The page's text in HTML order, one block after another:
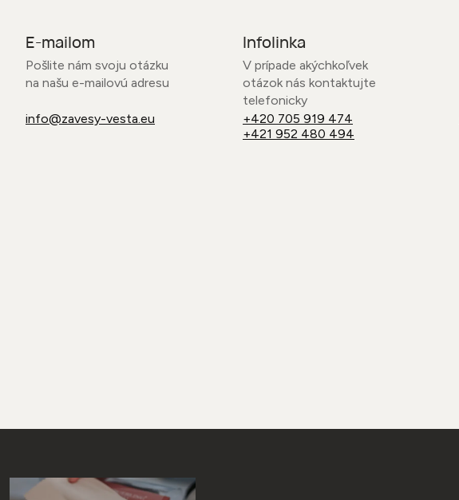
E-mailom
Pošlite nám svoju otázku
na našu e-mailovú adresu
info@zavesy-vesta.eu
Infolinka
V prípade akýchkoľvek
otázok nás kontaktujte
telefonicky
+420 705 919 474
+421 952 480 494